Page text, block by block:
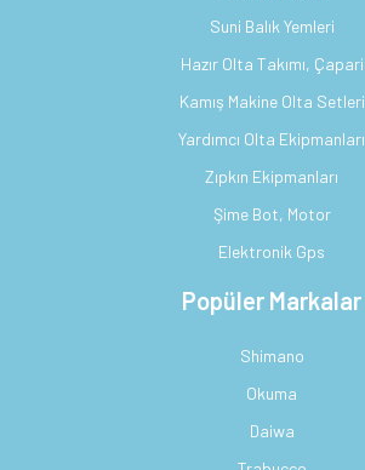
Suni Balık Yemleri
Hazır Olta Takımı, Çapari
Kamış Makine Olta Setleri
Yardımcı Olta Ekipmanları
Zıpkın Ekipmanları
Şime Bot, Motor
Elektronik Gps
Popüler Markalar
Shimano
Okuma
Daiwa